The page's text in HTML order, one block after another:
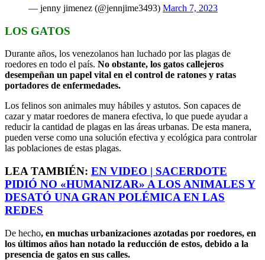
— jenny jimenez (@jennjime3493) March 7, 2023
LOS GATOS
Durante años, los venezolanos han luchado por las plagas de
roedores en todo el país. No obstante, los gatos callejeros
desempeñan un papel vital en el control de ratones y ratas
portadores de enfermedades.
Los felinos son animales muy hábiles y astutos. Son capaces de
cazar y matar roedores de manera efectiva, lo que puede ayudar a
reducir la cantidad de plagas en las áreas urbanas. De esta manera,
pueden verse como una solución efectiva y ecológica para controlar
las poblaciones de estas plagas.
LEA TAMBIÉN: EN VIDEO | SACERDOTE
PIDIÓ NO «HUMANIZAR» A LOS ANIMALES Y
DESATÓ UNA GRAN POLÉMICA EN LAS
REDES
De hecho, en muchas urbanizaciones azotadas por roedores, en
los últimos años han notado la reducción de estos, debido a la
presencia de gatos en sus calles.